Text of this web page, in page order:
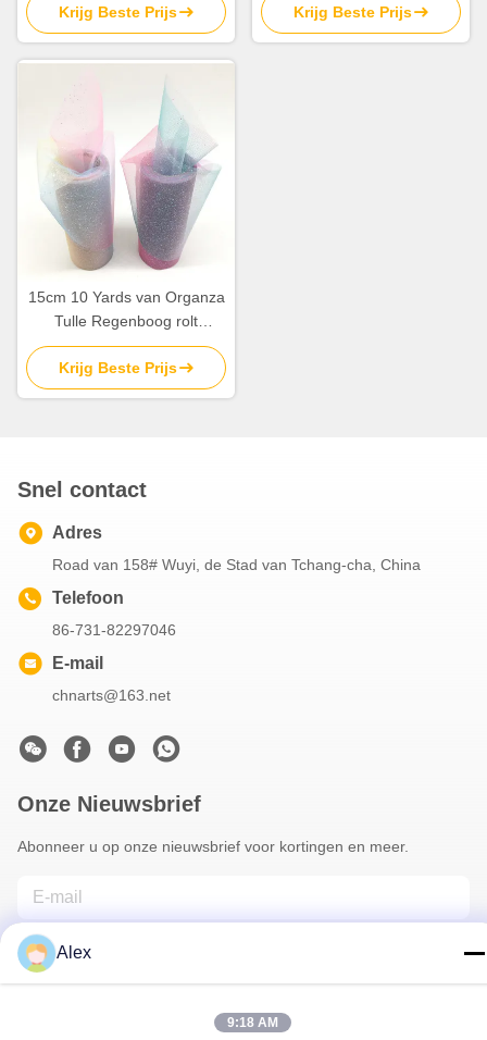
Tutuhuwelijk
Krijg Beste Prijs
15.2cm
Krijg Beste Prijs
15cm 10 Yards van Organza
Tulle Regenboog rolt
schitteren Tulle met Crystal
Sequin
Krijg Beste Prijs
Snel contact
Adres
Road van 158# Wuyi, de Stad van Tchang-cha, China
Telefoon
86-731-82297046
E-mail
chnarts@163.net
Onze Nieuwsbrief
Abonneer u op onze nieuwsbrief voor kortingen en meer.
Alex
9:18 AM